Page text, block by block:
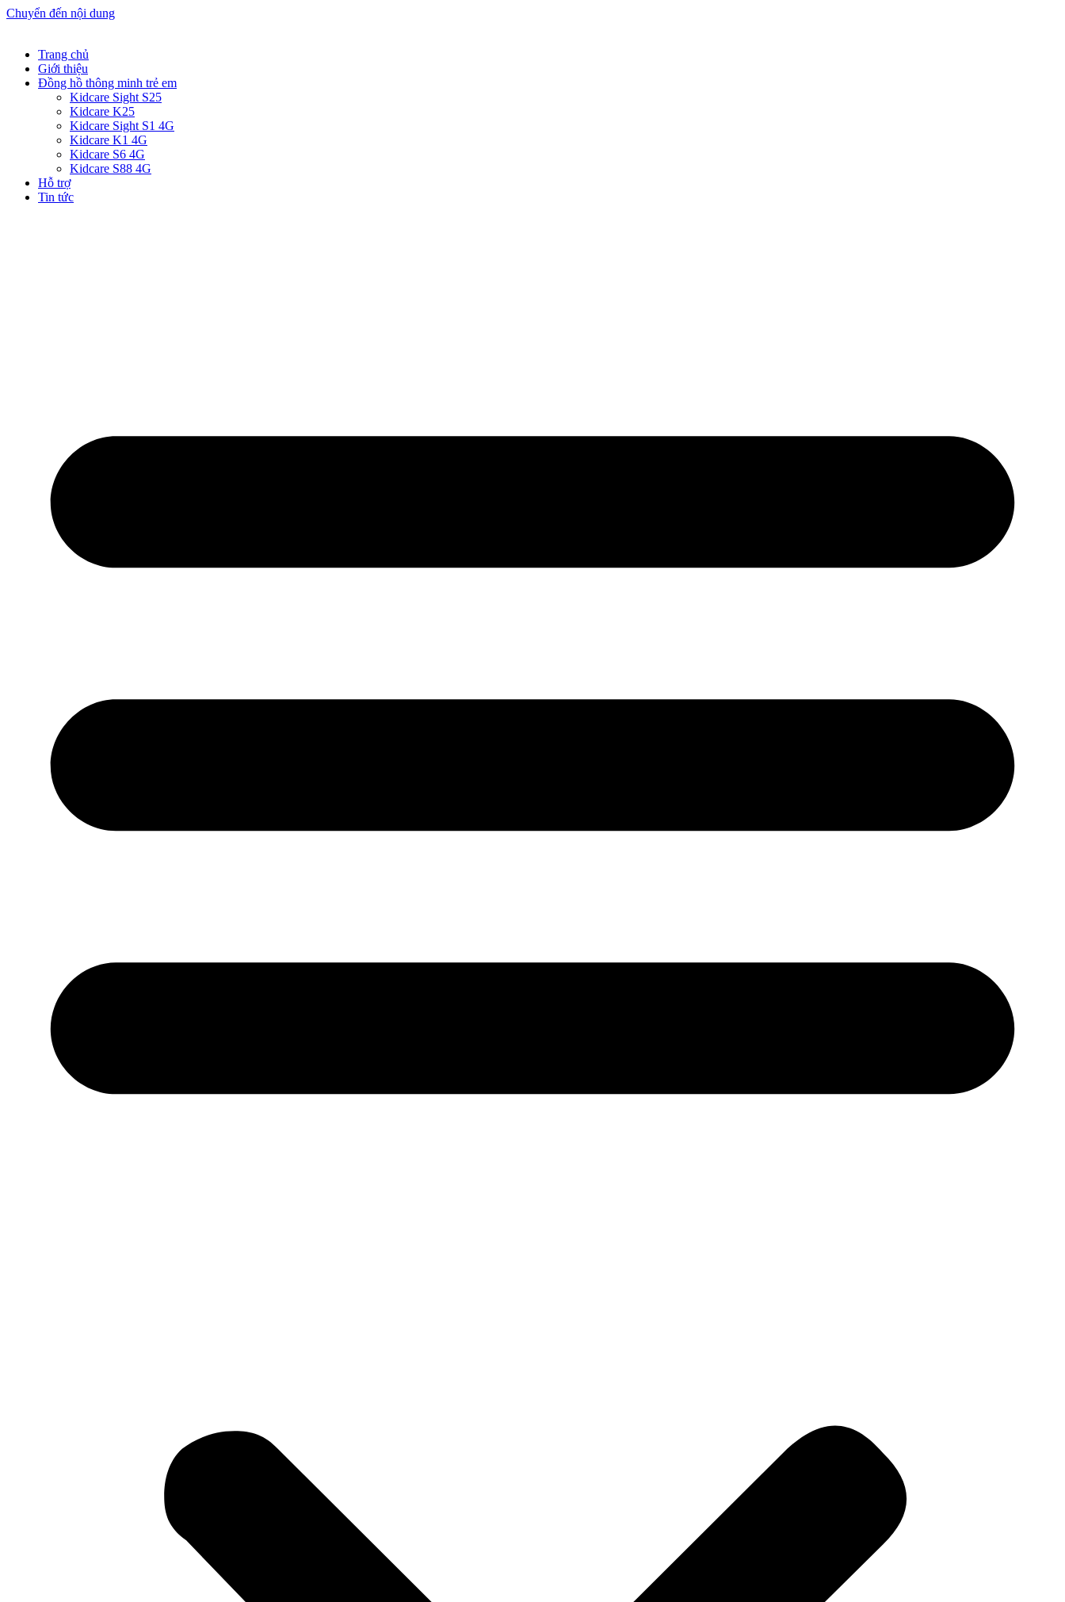
Chuyển đến nội dung
Trang chủ
Giới thiệu
Đồng hồ thông minh trẻ em
Kidcare Sight S25
Kidcare K25
Kidcare Sight S1 4G
Kidcare K1 4G
Kidcare S6 4G
Kidcare S88 4G
Hỗ trợ
Tin tức